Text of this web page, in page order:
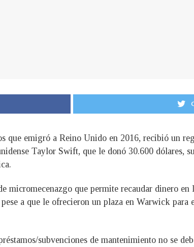
que emigró a Reino Unido en 2016, recibió un
Taylor Swift, que le donó 30.600 dólares,
micromecenazgo que permite recaudar dinero
a que le ofrecieron un plaza en Warwick
subvenciones de mantenimiento no se